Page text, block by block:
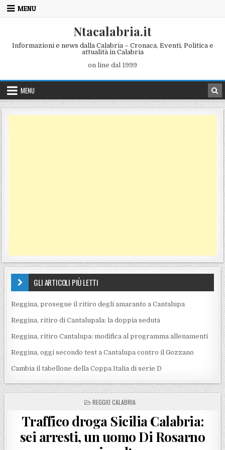
Skip to content
MENU
Ntacalabria.it
Informazioni e news dalla Calabria – Cronaca, Eventi, Politica e
attualità in Calabria
on line dal 1999
MENU
GLI ARTICOLI PIÙ LETTI
Reggina, prosegue il ritiro degli amaranto a Cantalupa
Reggina, ritiro di Cantalupala: la doppia seduta
Reggina, ritiro Cantalupa: modifica al programma allenamenti
Reggina, oggi secondo test a Cantalupa contro il Gozzano
Cambia il tabellone della Coppa Italia di serie D
POSTED IN
REGGIO CALABRIA
Traffico droga Sicilia Calabria:
sei arresti, un uomo Di Rosarno